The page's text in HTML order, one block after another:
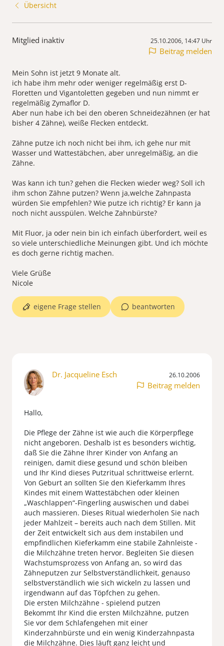
Übersicht
Mitglied inaktiv 25.10.2006, 14:47 Uhr
Beitrag melden
Mein Sohn ist jetzt 9 Monate alt.
ich habe ihm mehr oder weniger regelmäßig erst D-
Floretten und Vigantoletten gegeben und nun nimmt er
regelmäßig Zymaflor D.
Aber nun habe ich bei den oberen Schneidezähnen (er hat
bisher 4 Zähne), weiße Flecken entdeckt.
Zähne putze ich noch nicht bei ihm, ich gehe nur mit
Wasser und Wattestäbchen, aber unregelmäßig, an die
Zähne.
Was kann ich tun? gehen die Flecken wieder weg? Soll ich
ihm schon Zähne putzen? Wenn ja,welche Zahnpasta
würden Sie empfehlen? Wie putze ich richtig? Er kann ja
noch nicht ausspülen. Welche Zahnbürste?
Mit Fluor, ja oder nein bin ich einfach überfordert, weil es
so viele unterschiedliche Meinungen gibt. Und ich möchte
es doch gerne richtig machen.
Viele Grüße
Nicole
beantworten
eigene Frage stellen
Dr. Jacqueline Esch 26.10.2006
Beitrag melden
Hallo,
Die Pflege der Zähne ist wie auch die Körperpflege
nicht angeboren. Deshalb ist es besonders wichtig,
daß Sie die Zähne Ihrer Kinder von Anfang an
reinigen, damit diese gesund und schön bleiben
und Ihr Kind dieses Putzritual schrittweise erlernt.
Von Geburt an sollten Sie den Kieferkamm Ihres
Kindes mit einem Wattestäbchen oder kleinen
„Waschlappen“-Fingerling auswischen und dabei
auch massieren. Dieses Ritual wiederholen Sie nach
jeder Mahlzeit – bereits auch nach dem Stillen. Mit
der Zeit entwickelt sich aus dem instabilen und
empfindlichen Kieferkamm eine stabile Zahnleiste -
die Milchzähne treten hervor. Begleiten Sie diesen
Wachstumsprozess von Anfang an, so wird das
Zähneputzen zur Selbstverständlichkeit, genauso
selbstverständlich wie sich wickeln zu lassen und
irgendwann auf das Töpfchen zu gehen.
Die ersten Milchzähne - spielend putzen
Bekommt Ihr Kind die ersten Milchzähne, putzen
Sie vor dem Schlafengehen mit einer
Kinderzahnbürste und ein wenig Kinderzahnpasta
die Milchzähne. Dies läuft ganz leicht und